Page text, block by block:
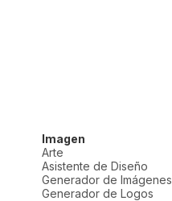
Imagen
Arte
Asistente de Diseño
Generador de Imágenes
Generador de Logos